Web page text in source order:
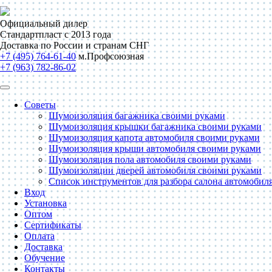
Официальный дилер
Стандартпласт с 2013 года
Доставка по России и странам СНГ
+7 (495) 764-61-40 м.Профсоюзная
+7 (963) 782-86-02
Советы
Шумоизоляция багажника своими руками
Шумоизоляция крышки багажника своими руками
Шумоизоляция капота автомобиля своими руками
Шумоизоляция крыши автомобиля своими руками
Шумоизоляция пола автомобиля своими руками
Шумоизоляции дверей автомобиля своими руками
Список инструментов для разбора салона
Вход
Установка
Оптом
Сертификаты
Оплата
Доставка
Обучение
Контакты